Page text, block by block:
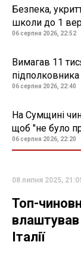
Безпека,
школи до 1
06 серпня 2026, 22:52
Вимагав 11
підполковника
06 серпня 2026, 22:40
На Сумщині
щоб "не було
06 серпня 2026, 22:20
08 липня 2025,
Топ-
влаштував
Італії